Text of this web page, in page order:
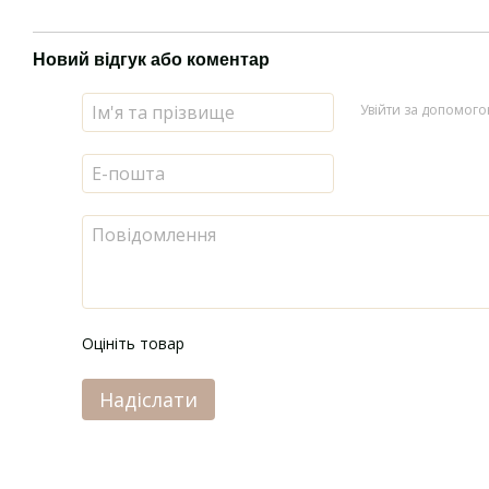
Новий відгук або коментар
Увійти за
Оцініть товар
Надіслати